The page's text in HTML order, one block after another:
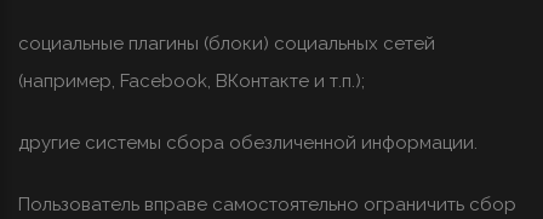
социальные плагины (блоки) социальных сетей
(например, Facebook, ВКонтакте и т.п.);
другие системы сбора обезличенной информации.
Пользователь вправе самостоятельно ограничить сбор